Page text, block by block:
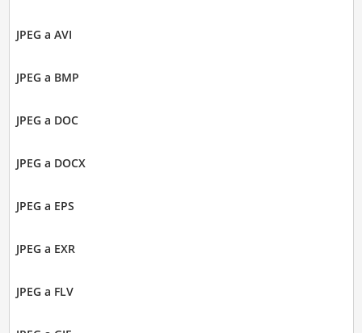
JPEG a AVI
JPEG a BMP
JPEG a DOC
JPEG a DOCX
JPEG a EPS
JPEG a EXR
JPEG a FLV